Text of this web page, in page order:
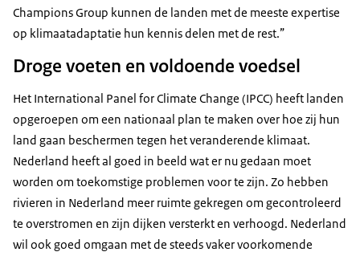
Champions Group kunnen de landen met de meeste expertise
op klimaatadaptatie hun kennis delen met de rest.”
Droge voeten en voldoende voedsel
Het International Panel for Climate Change (IPCC) heeft landen
opgeroepen om een nationaal plan te maken over hoe zij hun
land gaan beschermen tegen het veranderende klimaat.
Nederland heeft al goed in beeld wat er nu gedaan moet
worden om toekomstige problemen voor te zijn. Zo hebben
rivieren in Nederland meer ruimte gekregen om gecontroleerd
te overstromen en zijn dijken versterkt en verhoogd. Nederland
wil ook goed omgaan met de steeds vaker voorkomende